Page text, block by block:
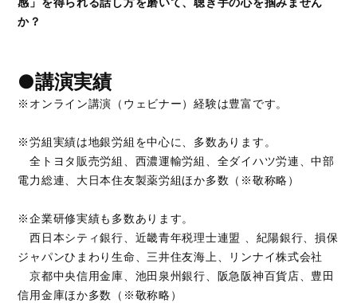
感」を得られる話し方を磨いて、聴き手の心を掴みません
か？
●講演実績
※オンライン講演（ウェビナー）経験は豊富です。
※労組実績は地銀労組を中心に、多数あります。
全トヨタ販売労組、西濃運輸労組、全ダイハツ労連、中部
電力総連、大日本住友製薬労組ほか多数（※敬称略）
※企業研修実績も多数あります。
西日本シティ銀行、近畿青年税理士連盟 、紀陽銀行、損保
ジャパンひまわり生命、三井住友海上、リンナイ株式会社
京都中央信用金庫、池田泉州銀行、阪急阪神百貨店、豊田
信用金庫ほか多数（※敬称略）